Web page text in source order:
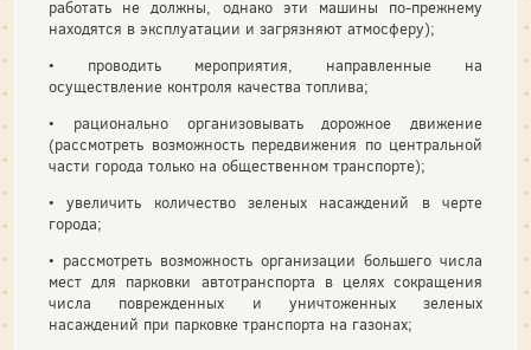
работать не должны, однако эти машины по-прежнему
находятся в эксплуатации и загрязняют атмосферу);
• проводить мероприятия, направленные на
осуществление контроля качества топлива;
• рационально организовывать дорожное движение
(рассмотреть возможность передвижения по центральной
части города только на общественном транспорте);
• увеличить количество зеленых насаждений в черте
города;
• рассмотреть возможность организации большего числа
мест для парковки автотранспорта в целях сокращения
числа поврежденных и уничтоженных зеленых
насаждений при парковке транспорта на газонах;